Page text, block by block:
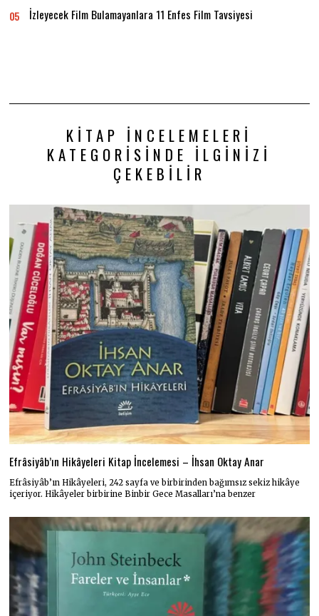
05 İzleyecek Film Bulamayanlara 11 Enfes Film Tavsiyesi
KITAP İNCELEMELERI
KATEGORISINDE İLGINIZI
ÇEKEBILIR
Efrâsiyâb’ın Hikâyeleri Kitap İncelemesi – İhsan Oktay Anar
Efrâsiyâb’ın Hikâyeleri, 242 sayfa ve birbirinden bağımsız sekiz hikâye
içeriyor. Hikâyeler birbirine Binbir Gece Masalları’na benzer